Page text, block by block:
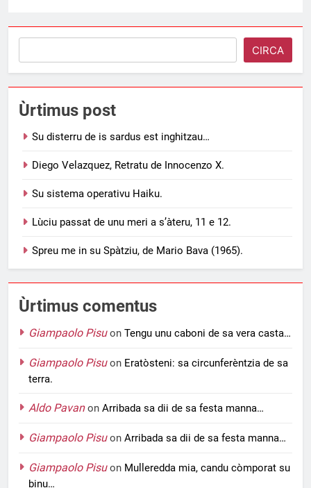
CIRCA
Ùrtimus post
Su disterru de is sardus est inghitzau…
Diego Velazquez, Retratu de Innocenzo X.
Su sistema operativu Haiku.
Lùciu passat de unu meri a s’àteru, 11 e 12.
Spreu me in su Spàtziu, de Mario Bava (1965).
Ùrtimus comentus
Giampaolo Pisuon Tengu unu caboni de sa vera casta…
Giampaolo Pisuon Eratòsteni: sa circunferèntzia de sa
terra.
Aldo Pavanon Arribada sa dii de sa festa manna…
Giampaolo Pisuon Arribada sa dii de sa festa manna…
Giampaolo Pisuon Mulleredda mia, candu còmporat su
binu…